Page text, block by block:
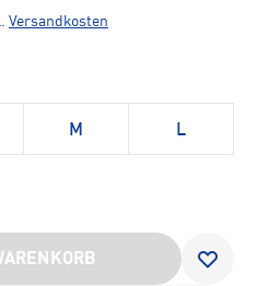
Versandkosten
M L